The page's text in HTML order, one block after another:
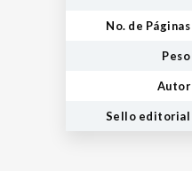
No. de Páginas
Peso
Autor
Sello editorial